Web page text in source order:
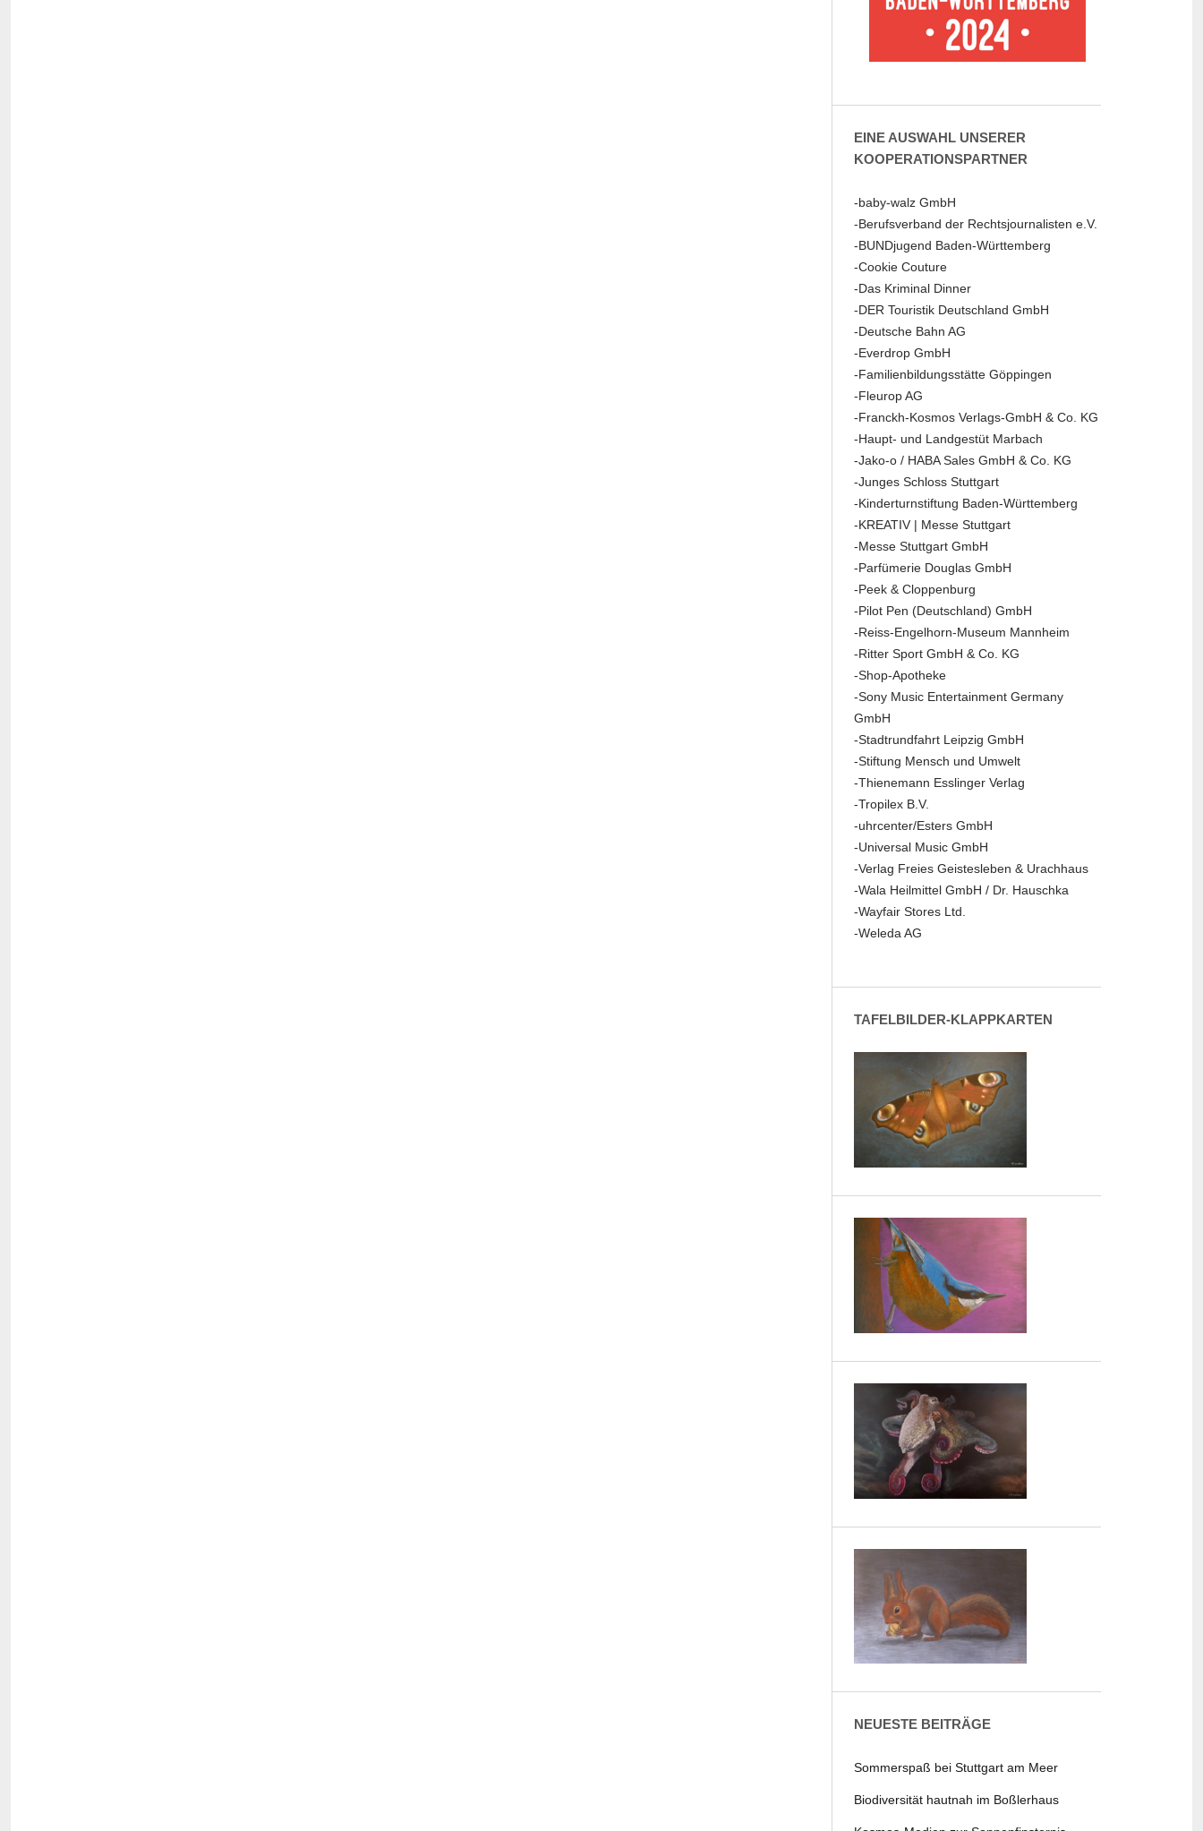
EINE AUSWAHL UNSERER
KOOPERATIONSPARTNER
-baby-walz GmbH
-Berufsverband der Rechtsjournalisten e.V.
-BUNDjugend Baden-Württemberg
-Cookie Couture
-Das Kriminal Dinner
-DER Touristik Deutschland GmbH
-Deutsche Bahn AG
-Everdrop GmbH
-Familienbildungsstätte Göppingen
-Fleurop AG
-Franckh-Kosmos Verlags-GmbH & Co. KG
-Haupt- und Landgestüt Marbach
-Jako-o / HABA Sales GmbH & Co. KG
-Junges Schloss Stuttgart
-Kinderturnstiftung Baden-Württemberg
-KREATIV | Messe Stuttgart
-Messe Stuttgart GmbH
-Parfümerie Douglas GmbH
-Peek & Cloppenburg
-Pilot Pen (Deutschland) GmbH
-Reiss-Engelhorn-Museum Mannheim
-Ritter Sport GmbH & Co. KG
-Shop-Apotheke
-Sony Music Entertainment Germany
GmbH
-Stadtrundfahrt Leipzig GmbH
-Stiftung Mensch und Umwelt
-Thienemann Esslinger Verlag
-Tropilex B.V.
-uhrcenter/Esters GmbH
-Universal Music GmbH
-Verlag Freies Geistesleben & Urachhaus
-Wala Heilmittel GmbH / Dr. Hauschka
-Wayfair Stores Ltd.
-Weleda AG
TAFELBILDER-KLAPPKARTEN
NEUESTE BEITRÄGE
Sommerspaß bei Stuttgart am Meer
Biodiversität hautnah im Boßlerhaus